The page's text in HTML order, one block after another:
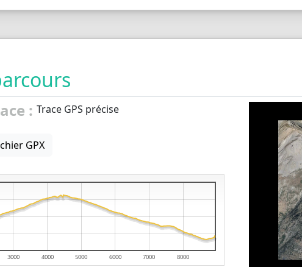
: Trace GPS précise
GPX
3000 4000 5000 6000 7000 8000